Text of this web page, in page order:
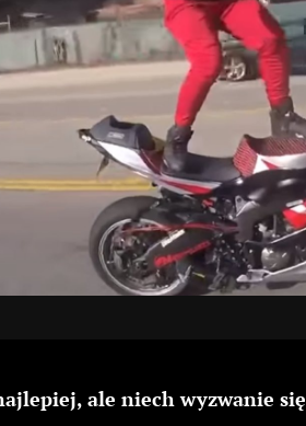
ale niech wyzwanie